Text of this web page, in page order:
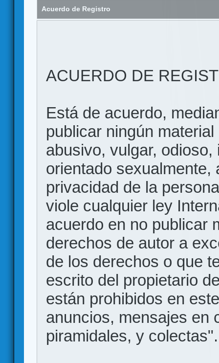
Acuerdo de Registro
ACUERDO DE
Está de acuerdo,
publicar ningún
abusivo, vulgar,
orientado sexualmente,
privacidad de la
viole cualquier ley
acuerdo en no publicar
derechos de autor a
de los derechos o que
escrito del propietario
están prohibidos en
anuncios, mensajes en
piramidales, y colectas".